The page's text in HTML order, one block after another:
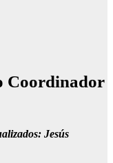
Coordinador
Jesús